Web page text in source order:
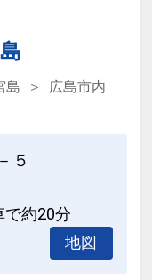
（徒歩約3
】
1300円
1.5M 22：
ントまでご
～2027年1
設）（徒歩
ホール、パ
歩約3分）
）
島
広島市内
５
で約20分
地図